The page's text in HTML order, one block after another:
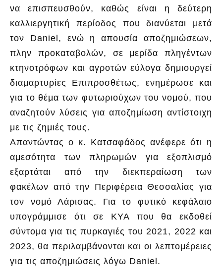
να επισπευσθούν, καθώς είναι η δεύτερη
καλλιεργητική περίοδος που διανύεται μετά
τον Daniel, ενώ η απουσία αποζημιώσεων,
πλην προκαταβολών, σε μερίδα πληγέντων
κτηνοτρόφων και αγροτών εύλογα δημιουργεί
διαμαρτυρίες Επιπροσθέτως, ενημέρωσε και
για το θέμα των φυτωριούχων του νομού, που
αναζητούν λύσεις για αποζημίωση αντίστοιχη
με τις ζημιές τους.
Απαντώντας ο κ. Κατσαφάδος ανέφερε ότι η
αμεσότητα των πληρωμών για εξοπλισμό
εξαρτάται από την διεκπεραίωση των
φακέλων από την Περιφέρεια Θεσσαλίας για
τον νομό Λάρισας. Για το φυτικό κεφάλαιο
υπογράμμισε ότι σε ΚΥΑ που θα εκδοθεί
σύντομα για τις πυρκαγιές του 2021, 2022 και
2023, θα περιλαμβάνονται και οι λεπτομέρειες
για τις αποζημιώσεις λόγω Daniel.